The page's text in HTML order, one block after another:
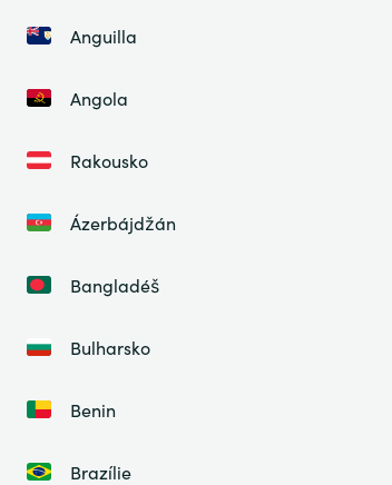
Anguilla
Angola
Rakousko
Ázerbájdžán
Bangladéš
Bulharsko
Benin
Brazílie